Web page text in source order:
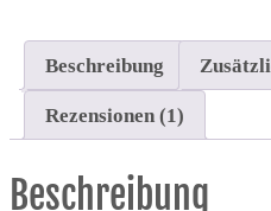
Beschreibung
Rezensionen (1)
Beschreibung